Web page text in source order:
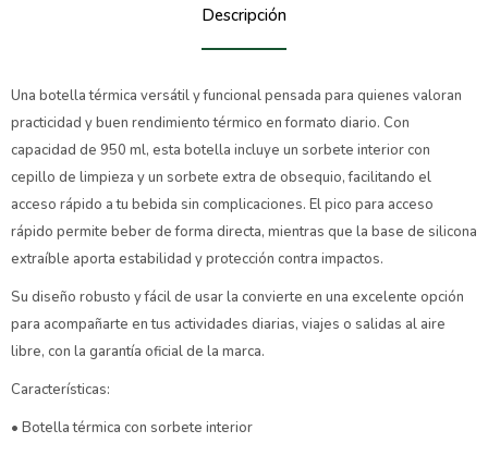
Descripción
Una botella térmica versátil y funcional pensada para quienes valoran
practicidad y buen rendimiento térmico en formato diario. Con
capacidad de 950 ml, esta botella incluye un sorbete interior con
cepillo de limpieza y un sorbete extra de obsequio, facilitando el
acceso rápido a tu bebida sin complicaciones. El pico para acceso
rápido permite beber de forma directa, mientras que la base de silicona
extraíble aporta estabilidad y protección contra impactos.
Su diseño robusto y fácil de usar la convierte en una excelente opción
para acompañarte en tus actividades diarias, viajes o salidas al aire
libre, con la garantía oficial de la marca.
Características:
• Botella térmica con sorbete interior